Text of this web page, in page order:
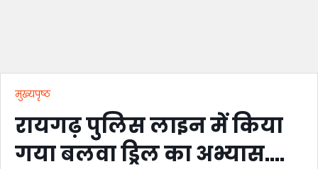
मुख्यपृष्ठ
रायगढ़ पुलिस लाइन में किया
गया बलवा ड्रिल का अभ्यास....